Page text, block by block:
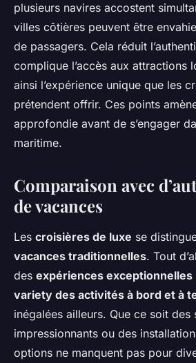
plusieurs navires accostent
villes côtières peuvent être
de passagers. Cela réduit
complique l’accès aux attractions
ainsi l’expérience unique que les
prétendent offrir. Ces points
approfondie avant de s’engager
maritime.
Comparaison avec
de vacances
Les croisières de luxe se
vacances traditionnelles. Tout
des expériences exceptionnelles
variety des activités à bord et à
inégalées ailleurs. Que ce soit des
impressionnants ou des
options ne manquent pas pour